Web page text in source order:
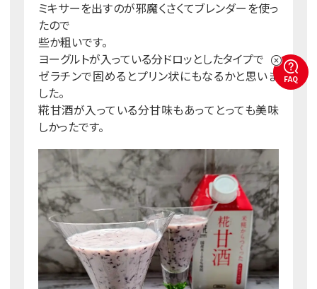
ミキサーを出すのが邪魔くさくてブレンダーを使っ
たので
些か粗いです。
ヨーグルトが入っている分ドロッとしたタイプで
ゼラチンで固めるとプリン状にもなるかと思いま
した。
糀甘酒が入っている分甘味もあってとっても美味
しかったです。
FAQ